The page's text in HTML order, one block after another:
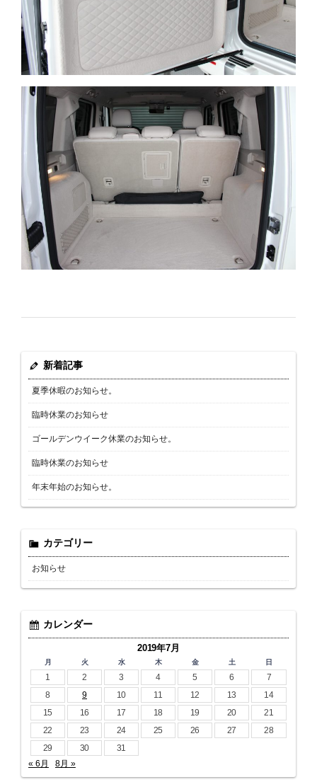
新着記事
夏季休暇のお知らせ。
臨時休業のお知らせ
ゴールデンウイーク休業のお知らせ。
臨時休業のお知らせ
年末年始のお知らせ。
カテゴリー
お知らせ
カレンダー
2019年7月
月 火 水 木 金 土 日
1 2 3 4 5 6
7
8
9 10 11 12 13
14
15
16 17 18 19 20
21
22
23 24 25 26 27
28
29
30
31
« 6月
8月 »